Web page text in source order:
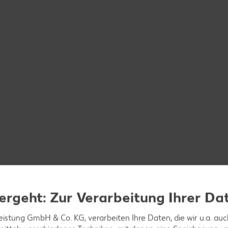
in 3 Zentimeter lange Stücke
anschließend abgießen.
Zur Verarbeitung Ihrer
GmbH & Co. KG, verarbeiten Ihre Daten, die wir u.a.